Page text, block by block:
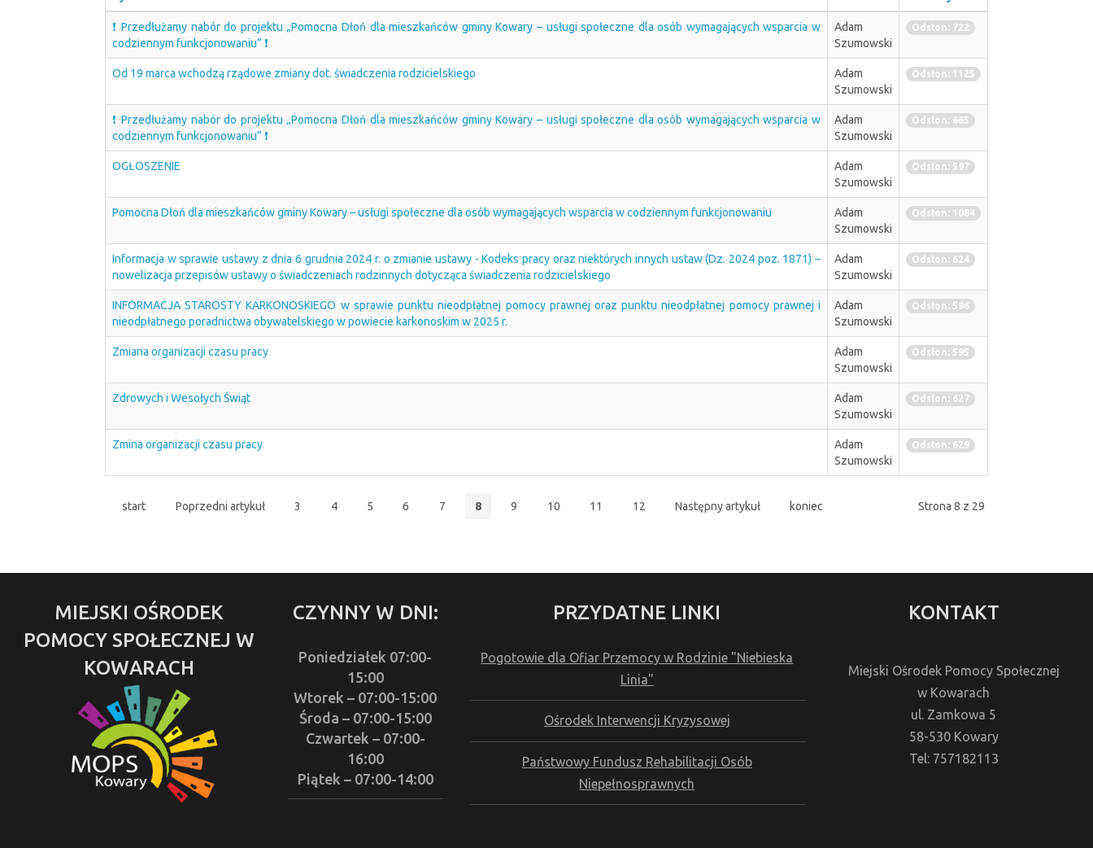
❗ Przedłużamy nabór do projektu „Pomocna Dłoń dla mieszkańców gminy Kowary – usługi społeczne dla osób wymagających wsparcia w
codziennym funkcjonowaniu” ❗
Adam
Szumowski
Odsłon: 722
Od 19 marca wchodzą rządowe zmiany dot. świadczenia rodzicielskiego
Adam
Szumowski
Odsłon: 1125
❗ Przedłużamy nabór do projektu „Pomocna Dłoń dla mieszkańców gminy Kowary – usługi społeczne dla osób wymagających wsparcia w
codziennym funkcjonowaniu” ❗
Adam
Szumowski
Odsłon: 665
OGŁOSZENIE
Adam
Szumowski
Odsłon: 597
Pomocna Dłoń dla mieszkańców gminy Kowary – usługi społeczne dla osób wymagających wsparcia w codziennym funkcjonowaniu
Adam
Szumowski
Odsłon: 1084
Informacja w sprawie ustawy z dnia 6 grudnia 2024 r. o zmianie ustawy - Kodeks pracy oraz niektórych innych ustaw (Dz. 2024 poz. 1871) –
nowelizacja przepisów ustawy o świadczeniach rodzinnych dotycząca świadczenia rodzicielskiego
Adam
Szumowski
Odsłon: 624
INFORMACJA STAROSTY KARKONOSKIEGO w sprawie punktu nieodpłatnej pomocy prawnej oraz punktu nieodpłatnej pomocy prawnej i
nieodpłatnego poradnictwa obywatelskiego w powiecie karkonoskim w 2025 r.
Adam
Szumowski
Odsłon: 596
Zmiana organizacji czasu pracy
Adam
Szumowski
Odsłon: 595
Zdrowych i Wesołych Świąt
Adam
Szumowski
Odsłon: 627
Zmina organizacji czasu pracy
Adam
Szumowski
Odsłon: 629
Strona 8 z 29
start Poprzedni artykuł 3 4 5 6 7 8 9 10 11 12 Następny artykuł koniec
MIEJSKI OŚRODEK
POMOCY SPOŁECZNEJ W
KOWARACH
CZYNNY W DNI:
Poniedziałek 07:00-
15:00
Wtorek – 07:00-15:00
Środa – 07:00-15:00
Czwartek – 07:00-
16:00
Piątek – 07:00-14:00
PRZYDATNE LINKI
Pogotowie dla Ofiar Przemocy w Rodzinie "Niebieska
Linia"
Ośrodek Interwencji Kryzysowej
Państwowy Fundusz Rehabilitacji Osób
Niepełnosprawnych
KONTAKT
Miejski Ośrodek Pomocy Społecznej
w Kowarach
ul. Zamkowa 5
58-530 Kowary
Tel: 757182113